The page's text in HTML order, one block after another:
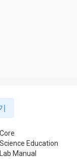
Education
Manual